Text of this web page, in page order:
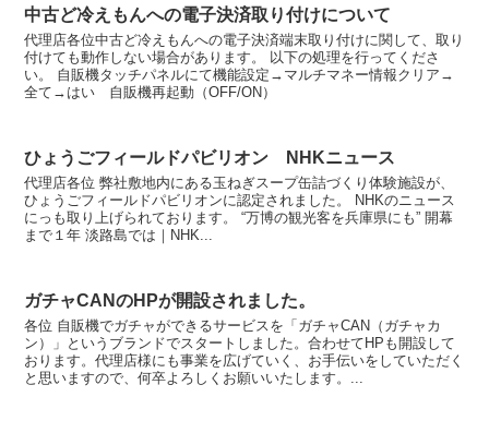
中古ど冷えもんへの電子決済取り付けについて
代理店各位中古ど冷えもんへの電子決済端末取り付けに関して、取り
付けても動作しない場合があります。 以下の処理を行ってくださ
い。 自販機タッチパネルにて機能設定→マルチマネー情報クリア→
全て→はい 自販機再起動（OFF/ON）
ひょうごフィールドパビリオン NHKニュース
代理店各位 弊社敷地内にある玉ねぎスープ缶詰づくり体験施設が、
ひょうごフィールドパビリオンに認定されました。 NHKのニュース
にっも取り上げられております。 “万博の観光客を兵庫県にも” 開幕
まで１年 淡路島では｜NHK...
ガチャCANのHPが開設されました。
各位 自販機でガチャができるサービスを「ガチャCAN（ガチャカ
ン）」というブランドでスタートしました。合わせてHPも開設して
おります。代理店様にも事業を広げていく、お手伝いをしていただく
と思いますので、何卒よろしくお願いいたします。...